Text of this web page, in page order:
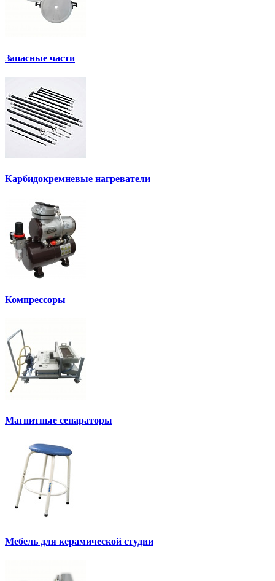
Запасные части
Карбидокремневые нагреватели
Компрессоры
Магнитные сепараторы
Мебель для керамической студии